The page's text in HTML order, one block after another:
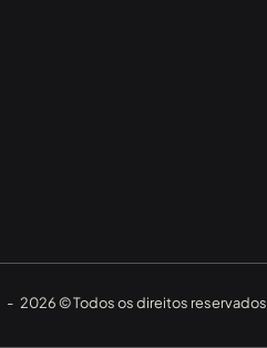
- 2026 © Todos os direitos reservados